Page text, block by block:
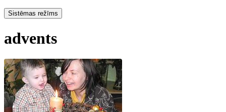
Sistēmas režīms
advents